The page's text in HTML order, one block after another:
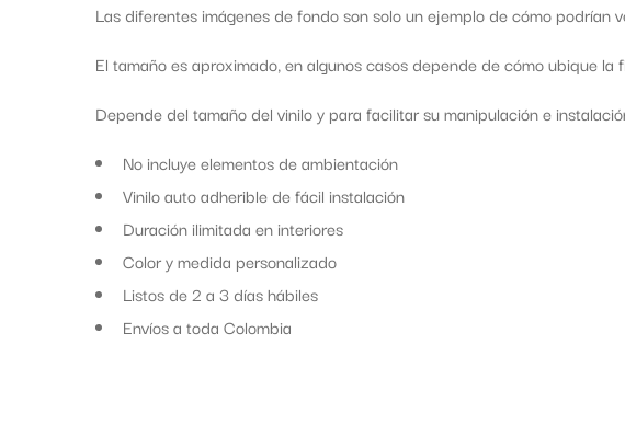
Las diferentes imágenes de fondo son solo un ejemplo de cómo podrían
El tamaño es aproximado, en algunos casos depende de cómo ubique
Depende del tamaño del vinilo y para facilitar su manipulación e
No incluye elementos de ambientación
Vinilo auto adherible de fácil instalación
Duración ilimitada en interiores
Color y medida personalizado
Listos de 2 a 3 días hábiles
Envíos a toda Colombia